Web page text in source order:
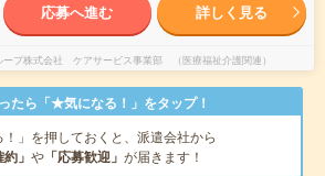
応募へ進む 詳しく見る
ープ株式会社 ケアサービス事業部 （医療福祉介護関連）
たら「★気になる！」をタップ！
！」を押しておくと、派遣会社から
」 や 「応募歓迎」 が届きます！